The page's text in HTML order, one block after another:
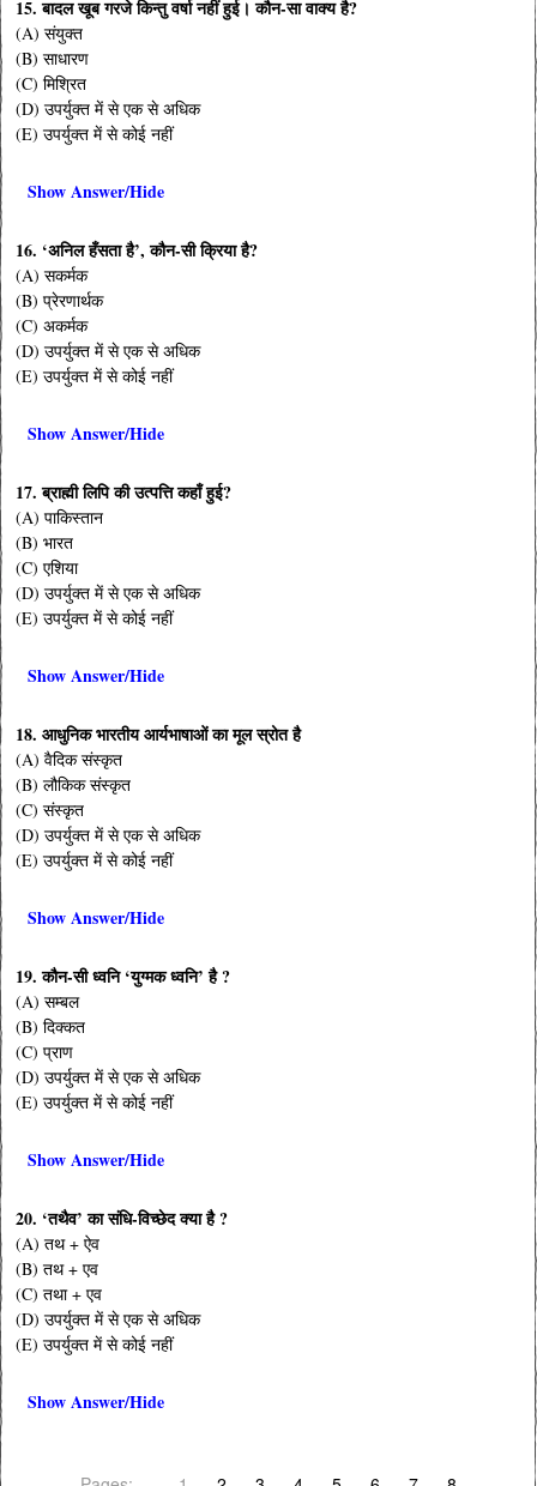
15. बादल खूब गरजे किन्तु वर्षा नहीं हुई। कौन-सा वाक्य है?
(A) संयुक्त
(B) साधारण
(C) मिश्रित
(D) उपर्युक्त में से एक से अधिक
(E) उपर्युक्त में से कोई नहीं
Show Answer/Hide
16. ‘अनिल हँसता है’, कौन-सी क्रिया है?
(A) सकर्मक
(B) प्रेरणार्थक
(C) अकर्मक
(D) उपर्युक्त में से एक से अधिक
(E) उपर्युक्त में से कोई नहीं
Show Answer/Hide
17. ब्राह्मी लिपि की उत्पत्ति कहाँ हुई?
(A) पाकिस्तान
(B) भारत
(C) एशिया
(D) उपर्युक्त में से एक से अधिक
(E) उपर्युक्त में से कोई नहीं
Show Answer/Hide
18. आधुनिक भारतीय आर्यभाषाओं का मूल स्रोत है
(A) वैदिक संस्कृत
(B) लौकिक संस्कृत
(C) संस्कृत
(D) उपर्युक्त में से एक से अधिक
(E) उपर्युक्त में से कोई नहीं
Show Answer/Hide
19. कौन-सी ध्वनि ‘युग्मक ध्वनि’ है ?
(A) सम्बल
(B) दिक्कत
(C) प्राण
(D) उपर्युक्त में से एक से अधिक
(E) उपर्युक्त में से कोई नहीं
Show Answer/Hide
20. ‘तथैव’ का संधि-विच्छेद क्या है ?
(A) तथ + ऐव
(B) तथ + एव
(C) तथा + एव
(D) उपर्युक्त में से एक से अधिक
(E) उपर्युक्त में से कोई नहीं
Show Answer/Hide